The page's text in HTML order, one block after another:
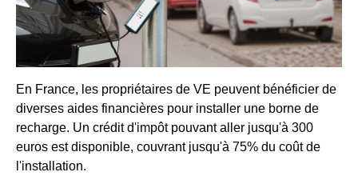
En France, les propriétaires de VE peuvent bénéficier de
diverses aides financières pour installer une borne de
recharge. Un crédit d'impôt pouvant aller jusqu'à 300
euros est disponible, couvrant jusqu'à 75% du coût de
l'installation.